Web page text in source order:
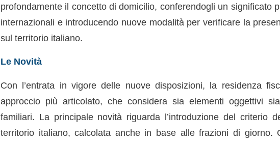
profondamente il concetto di domicilio, conferendogli un significato
internazionali e introducendo nuove modalità per verificare la
sul territorio italiano.
Le Novità
Con l’entrata in vigore delle nuove disposizioni, la residenza
approccio più articolato, che considera sia elementi oggettivi
familiari. La principale novità riguarda l’introduzione del criterio
territorio italiano, calcolata anche in base alle frazioni di giorno.